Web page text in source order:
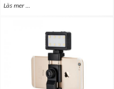
vilket möjliggör längre slutartider.
Läs merOm Därför ska du ha ND-filter
...